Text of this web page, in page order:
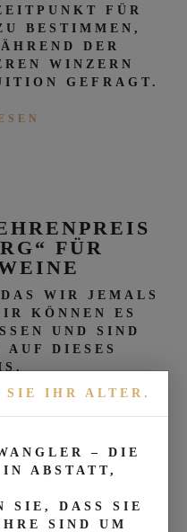
SIE IHR ALTER.
– DIE
ABSTATT,
SIE, DASS SIE
SIND UM
FÜR
BESTIMMEN,
DER
WINZERN
GEFRAGT.
FÜR
WIR JEMALS
KÖNNEN ES
UND SIND
AUF DIESES